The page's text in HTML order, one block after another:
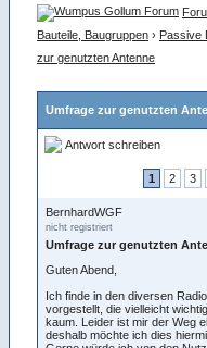
Bauteile, Baugruppen › Passive
zur genutzten Antenne
Umfrage zur genutzten
Antwort schreiben
1 2 3
BernhardWGF
nicht registriert
Umfrage zur genutzten
Guten Abend,
Ich finde in den diversen
vorgestellt, die vielleicht
kaum. Leider ist mir der Weg
deshalb möchte ich dies